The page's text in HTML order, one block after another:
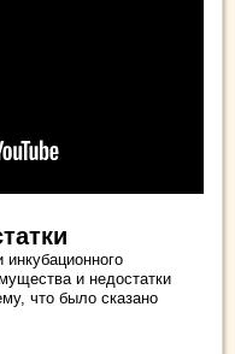
и недостатки
что было сказано